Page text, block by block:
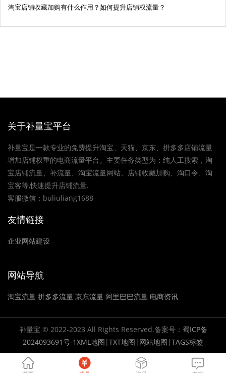
淘宝店铺收藏加购有什么作用？如何提升店铺权流量？
关于补量宝平台
补量宝是一款专业的免费提升淘宝、天猫、京东、拼多多店铺流量
增加店铺权重的电商流量平台。主要任务类型为：纯人工搜索，淘
宝店铺流量、补流量、淘宝流量网站、店铺收藏加购、淘口令、淘
宝客等,快速提升店铺流量.
客服微信：buliuliang1688
友情链接
企业网站建设
网站导航
淘宝流量 拼多多流量 京东流量 阿里巴巴流量 电商资讯
补量宝 © 2022-2023 All Rights Reserved.备案号： 蜀ICP备
2024093691号-1XML地图 |TXT地图 | 网站地图 |TAGS标签